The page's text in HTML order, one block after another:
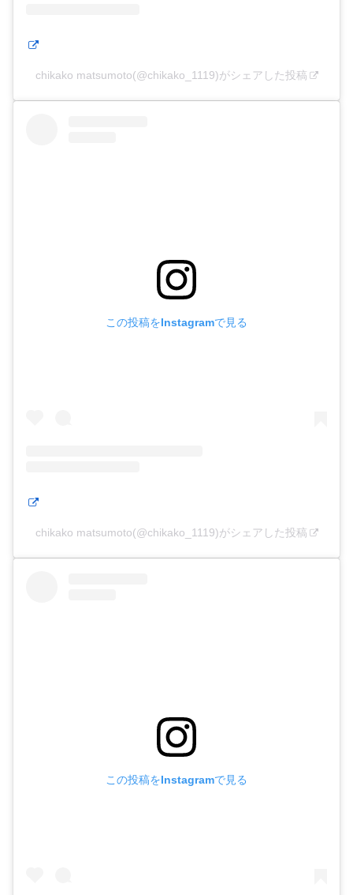
chikako matsumoto(@chikako_1119)がシェアした投稿
この投稿をInstagramで見る
chikako matsumoto(@chikako_1119)がシェアした投稿
この投稿をInstagramで見る